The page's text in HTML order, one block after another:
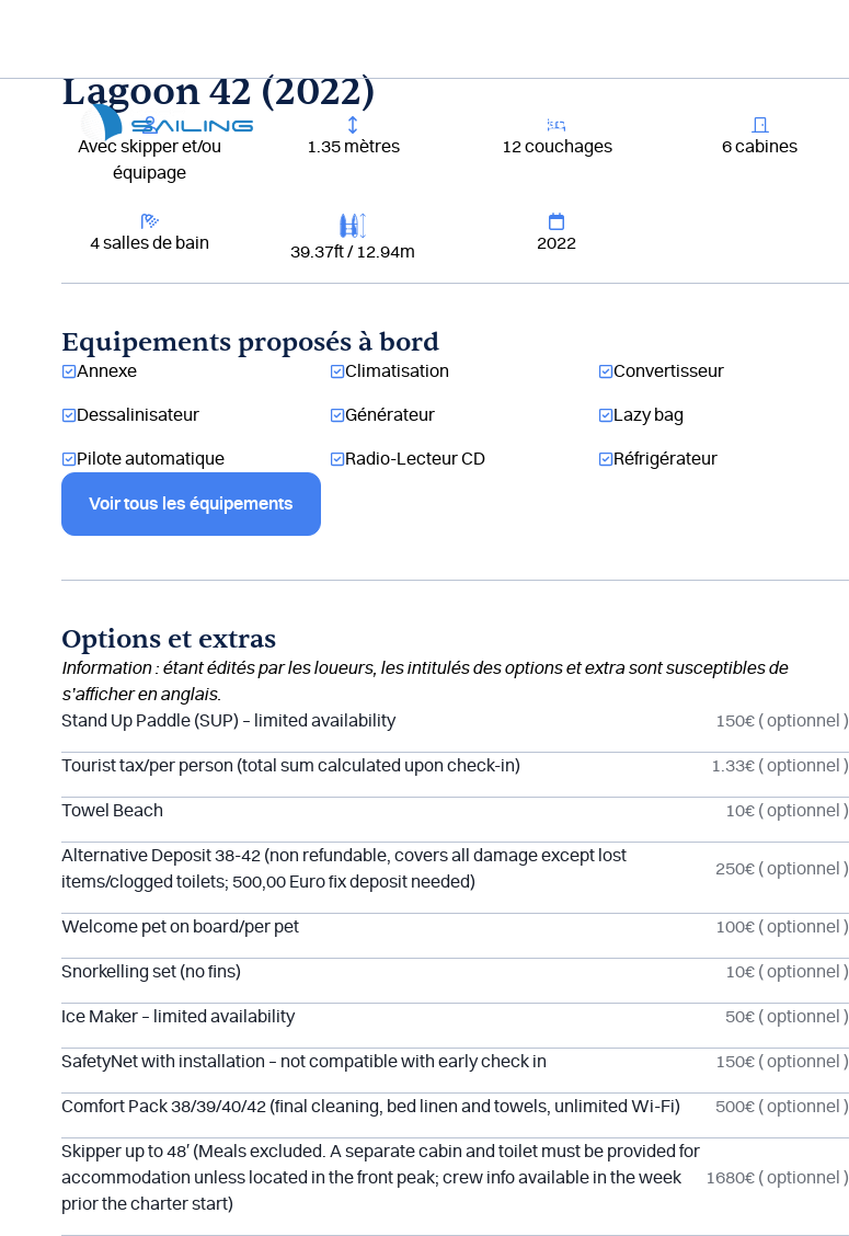
Louer un bateau
Lagoon 42 (2022)
Avec skipper et/ou
équipage
1.35 mètres 12 couchages 6 cabines
4 salles de bain 39.37ft / 12.94m 2022
Equipements proposés à bord
Annexe Climatisation Convertisseur
Dessalinisateur Générateur Lazy bag
Pilote automatique Radio-Lecteur CD Réfrigérateur
Voir tous les équipements
Options et extras
Information : étant édités par les loueurs, les intitulés des options et extra sont susceptibles de
s’afficher en anglais.
Stand Up Paddle (SUP) – limited availability
150€ ( optionnel )
Tourist tax/per person (total sum calculated upon check-in) 1.33€ ( optionnel )
Towel Beach 10€ ( optionnel )
Alternative Deposit 38-42 (non refundable, covers all damage except lost
items/clogged toilets; 500,00 Euro fix deposit needed)
250€ ( optionnel )
Welcome pet on board/per pet 100€ ( optionnel )
Snorkelling set (no fins) 10€ ( optionnel )
Ice Maker – limited availability 50€ ( optionnel )
SafetyNet with installation – not compatible with early check in 150€ ( optionnel )
Comfort Pack 38/39/40/42 (final cleaning, bed linen and towels, unlimited Wi-Fi) 500€ ( optionnel )
Skipper up to 48′ (Meals excluded. A separate cabin and toilet must be provided for
accommodation unless located in the front peak; crew info available in the week
prior the charter start)
1680€ ( optionnel )